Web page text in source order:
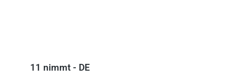
11 nimmt - DE